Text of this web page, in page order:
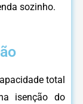
sozinho.
total
isenção do